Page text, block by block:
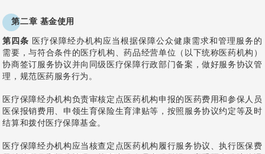
第二章 基金使用
第四条 医疗保障经办机构应当根据保障公众健康需求和管理服务的
需要，与符合条件的医疗机构、药品经营单位（以下统称医药机构）
协商签订服务协议并向同级医疗保障行政部门备案，做好服务协议管
理，规范医药服务行为。
医疗保障经办机构负责审核定点医药机构申报的医药费用和参保人员
医保报销费用、申领生育保险生育津贴等，按照服务协议约定等及时
结算和拨付医疗保障基金。
医疗保障经办机构应当核查定点医药机构履行服务协议、执行医保费